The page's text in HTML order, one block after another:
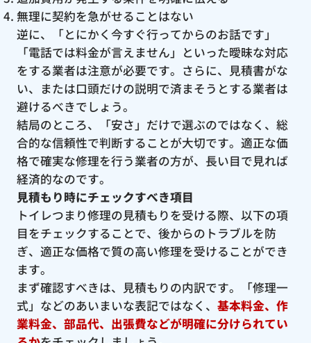
無理に契約を急がせることはない
逆に、「とにかく今すぐ行ってからのお話です」
「電話では料金が言えません」といった曖昧な対応
をする業者は注意が必要です。さらに、見積書がな
い、または口頭だけの説明で済まそうとする業者は
避けるべきでしょう。
結局のところ、「安さ」だけで選ぶのではなく、総
合的な信頼性で判断することが大切です。適正な価
格で確実な修理を行う業者の方が、長い目で見れば
経済的なのです。
見積もり時にチェックすべき項目
トイレつまり修理の見積もりを受ける際、以下の項
目をチェックすることで、後からのトラブルを防
ぎ、適正な価格で質の高い修理を受けることができ
ます。
まず確認すべきは、見積もりの内訳です。「修理一
式」などのあいまいな表記ではなく、 基本料金、作
業料金、部品代、出張費などが明確に分けられてい